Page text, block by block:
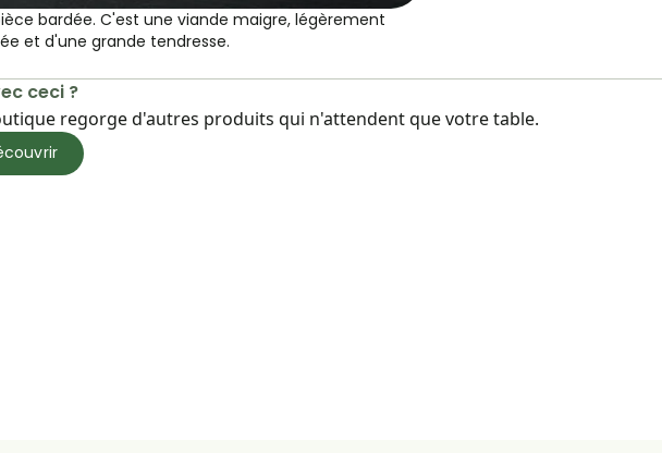
bardée. C'est une viande maigre, légèrement
et d'une grande tendresse.
ceci ?
regorge d'autres produits qui n'attendent que votre table.